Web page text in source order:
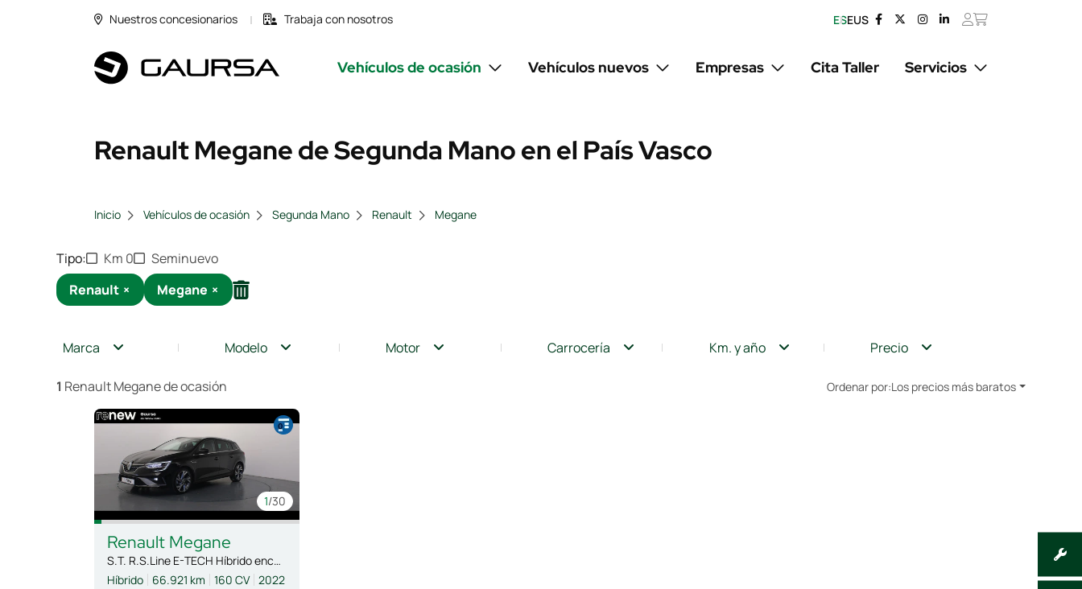
Nuestros concesionarios Trabaja con nosotros ESEUS
Vehículos de ocasión Vehículos nuevos Empresas Cita Taller Servicios
Renault Megane de Segunda Mano en el País Vasco
Inicio Vehículos de ocasión Segunda Mano Renault Megane
Tipo Km 0
Seminuevo
Renault × Megane ×
Marca Modelo Motor Carrocería Km. y año Precio
1 Renault Megane de ocasión Ordenar por:Los precios más baratos
1/30
Renault Megane
S.T. R.S.Line E-TECH Híbrido ench. 117kW
Híbrido
66.921 km 160 CV 2022